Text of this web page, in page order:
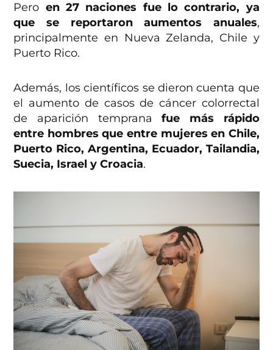
Pero en 27 naciones fue lo contrario, ya
que se reportaron aumentos anuales,
principalmente en Nueva Zelanda, Chile y
Puerto Rico.
Además, los científicos se dieron cuenta que
el aumento de casos de cáncer colorrectal
de aparición temprana fue más rápido
entre hombres que entre mujeres en Chile,
Puerto Rico, Argentina, Ecuador, Tailandia,
Suecia, Israel y Croacia.